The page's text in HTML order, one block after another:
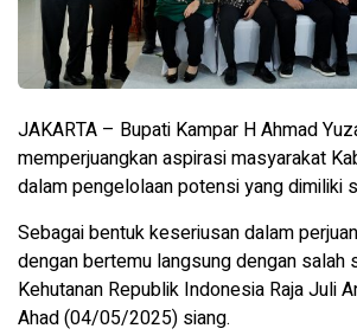
JAKARTA – Bupati Kampar H Ahmad
memperjuangkan aspirasi masyarakat
dalam pengelolaan potensi yang dimiliki
Sebagai bentuk keseriusan dalam
dengan bertemu langsung dengan salah
Kehutanan Republik Indonesia Raja Juli
Ahad (04/05/2025) siang.